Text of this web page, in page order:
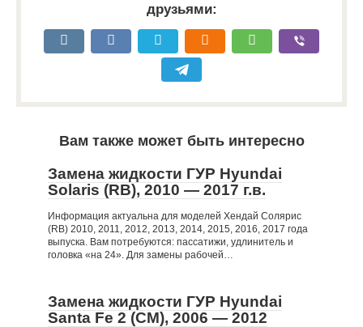
друзьями:
Вам также может быть интересно
Замена жидкости ГУР Hyundai
Solaris (RB), 2010 — 2017 г.в.
Информация актуальна для моделей Хендай Солярис
(RB) 2010, 2011, 2012, 2013, 2014, 2015, 2016, 2017 года
выпуска. Вам потребуются: пассатижи, удлинитель и
головка «на 24». Для замены рабочей…
Замена жидкости ГУР Hyundai
Santa Fe 2 (CM), 2006 — 2012